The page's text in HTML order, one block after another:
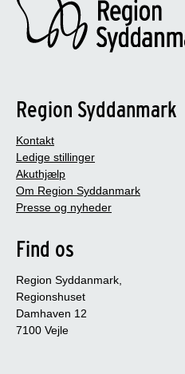
Region Syddanmark
Kontakt
Ledige stillinger
Akuthjælp
Om Region Syddanmark
Presse og nyheder
Find os
Region Syddanmark,
Regionshuset
Damhaven 12
7100 Vejle